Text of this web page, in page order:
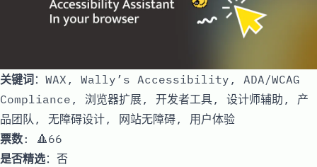
关键词：WAX, Wally’s Accessibility, ADA/WCAG
Compliance, 浏览器扩展, 开发者工具, 设计师辅助, 产
品团队, 无障碍设计, 网站无障碍, 用户体验
票数: 🔺66
是否精选：否